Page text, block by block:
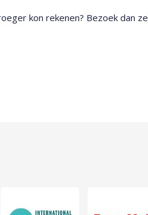
kon rekenen? Bezoek dan